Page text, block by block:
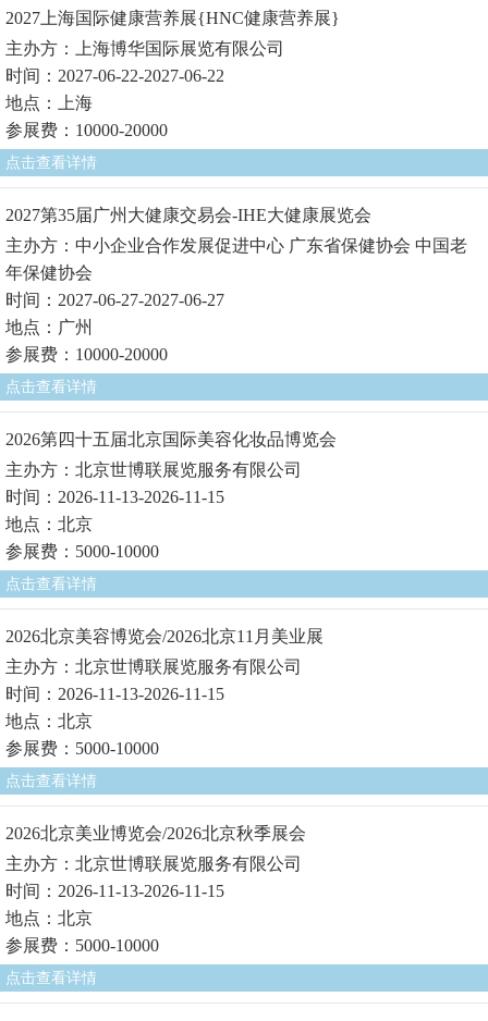
2027上海国际健康营养展{HNC健康营养展}
主办方：上海博华国际展览有限公司
时间：2027-06-22-2027-06-22
地点：上海
参展费：10000-20000
点击查看详情
2027第35届广州大健康交易会-IHE大健康展览会
主办方：中小企业合作发展促进中心 广东省保健协会 中国老
年保健协会
时间：2027-06-27-2027-06-27
地点：广州
参展费：10000-20000
点击查看详情
2026第四十五届北京国际美容化妆品博览会
主办方：北京世博联展览服务有限公司
时间：2026-11-13-2026-11-15
地点：北京
参展费：5000-10000
点击查看详情
2026北京美容博览会/2026北京11月美业展
主办方：北京世博联展览服务有限公司
时间：2026-11-13-2026-11-15
地点：北京
参展费：5000-10000
点击查看详情
2026北京美业博览会/2026北京秋季展会
主办方：北京世博联展览服务有限公司
时间：2026-11-13-2026-11-15
地点：北京
参展费：5000-10000
点击查看详情